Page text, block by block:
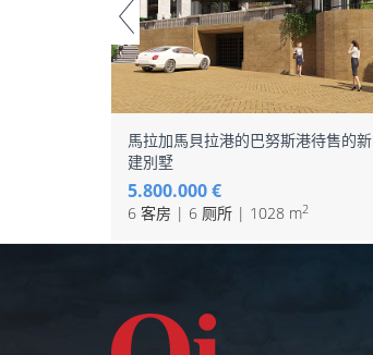
馬拉加馬貝拉港的巴努斯港待售的新
建別墅
5.800.000 €
6 客房 | 6 厕所 | 1028 m2